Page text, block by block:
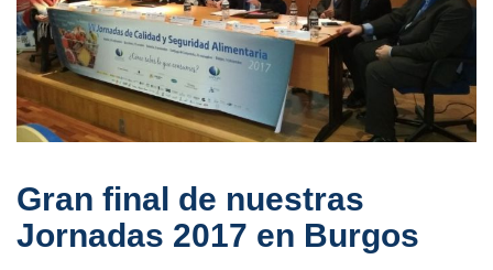
Gran final de nuestras
Jornadas 2017 en Burgos